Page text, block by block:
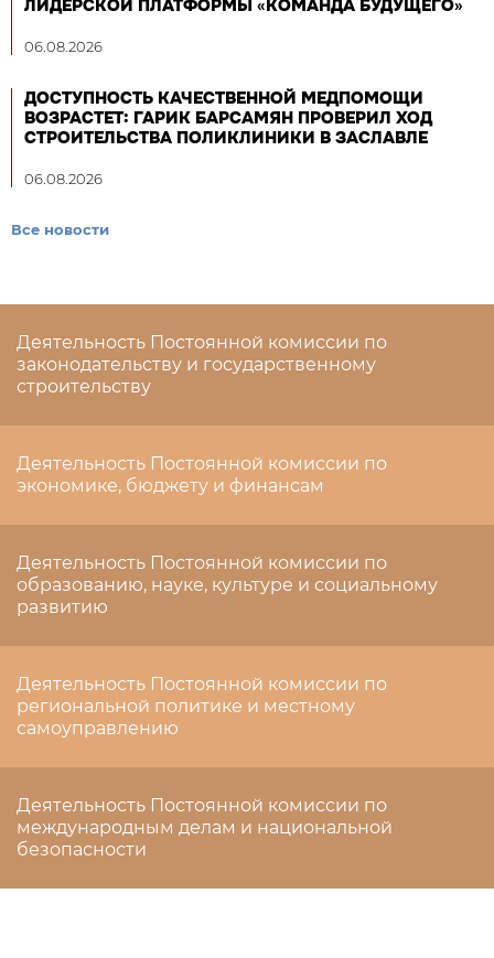
ЛИДЕРСКОЙ ПЛАТФОРМЫ «КОМАНДА БУДУЩЕГО»
06.08.2026
ДОСТУПНОСТЬ КАЧЕСТВЕННОЙ МЕДПОМОЩИ
ВОЗРАСТЕТ: ГАРИК БАРСАМЯН ПРОВЕРИЛ ХОД
СТРОИТЕЛЬСТВА ПОЛИКЛИНИКИ В ЗАСЛАВЛЕ
06.08.2026
Все новости
Деятельность Постоянной комиссии по
законодательству и государственному
строительству
Деятельность Постоянной комиссии по
экономике, бюджету и финансам
Деятельность Постоянной комиссии по
образованию, науке, культуре и социальному
развитию
Деятельность Постоянной комиссии по
региональной политике и местному
самоуправлению
Деятельность Постоянной комиссии по
международным делам и национальной
безопасности